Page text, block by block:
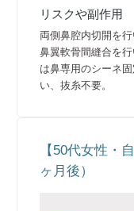
リスクや副作用
両側鼻腔内切開を
鼻翼軟骨間縫合を
は鼻専用のシーネ
い、抜糸不要。
【50代女性・
ヶ月後）